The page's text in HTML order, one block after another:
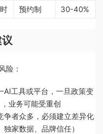
预约制 30-40%
险：
AI工具或平台，一旦政策变
业务可能受重创
争者众多，必须建立差异化
家数据、品牌信任）